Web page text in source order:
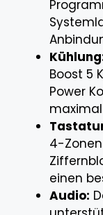
Boost 5
Power
4-
einen
Audio: